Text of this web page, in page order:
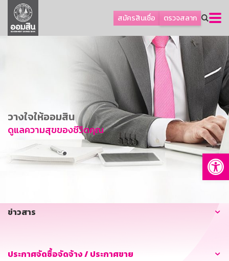
สมัครสินเชื่อ ตรวจสลาก
ลูกค้าธุรกิจ
ลูกค้าผู้ประกอบรายย่อย
การพัฒนาที่ยั่งยืน
ข่าวสาร
บริการทางการเงิน
อื่นๆ
วางใจให้ออมสิน
ดูแลความสุขของชีวิตคุณ
ข่าวสาร
ประกาศจัดซื้อจัดจ้าง / ประกาศขาย